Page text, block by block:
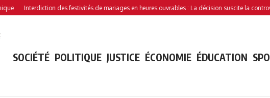
Interdiction des festivités de mariages en heures ouvrables : La décision suscite la controverse
SOCIÉTÉ POLITIQUE JUSTICE ÉCONOMIE ÉDUCATION